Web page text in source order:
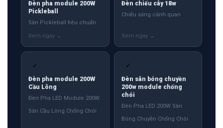
Đèn pha module 200W
Pickleball
Sân Pickleball tiêu chuẩn
Đèn chiếu cây 18w
Chiếu sáng cảnh quan
✓
Đèn pha module 200W
Cầu Lông
Đèn Pha LED Module 200W
Sân Cầu Lông Chống Chói
✓
Đèn sân bóng chuyền
200w module chống
chói
Đèn Pha LED 200W Sân
Bóng Chuyền Chống Chói